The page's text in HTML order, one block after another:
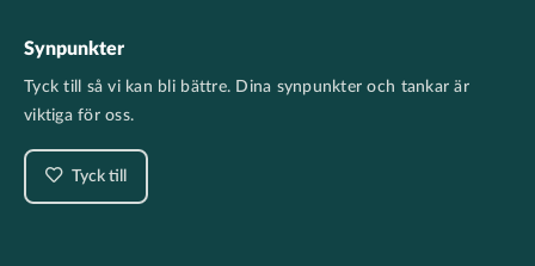
Synpunkter
Tyck till så vi kan bli bättre. Dina synpunkter och tankar är
viktiga för oss.
Tyck till